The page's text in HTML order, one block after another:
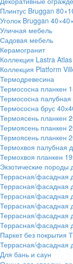
Плинтус Bruggan
Уголок Bruggan
Уличная мебель
Садовая мебель
Керамогранит
Коллекция Lastra
Коллекция Platform
Термодревесина
Термососна планкен
Термососна
Термососна брус
Термоясень планкен
Термоясень планкен
Термоясень планкен
Термохвоя палубная
Термохвоя планкен
Экзотические породы
Террасная/фасадная
Террасная/фасадная
Террасная/фасадная
Террасная/фасадная
Террасная/фасадная
Террасная/фасадная
Паркет без покрытия
Террасная/фасадная
Для бань и саун